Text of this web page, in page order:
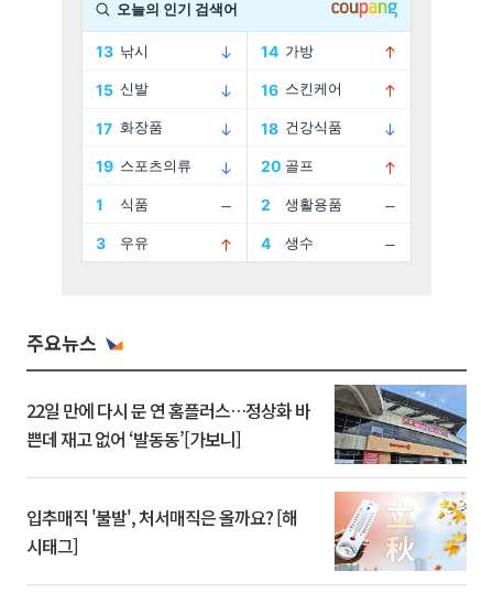
주요뉴스
22일 만에 다시 문 연 홈플러스…정상화 바
쁜데 재고 없어 ‘발동동’[가보니]
입추매직 '불발', 처서매직은 올까요? [해
시태그]